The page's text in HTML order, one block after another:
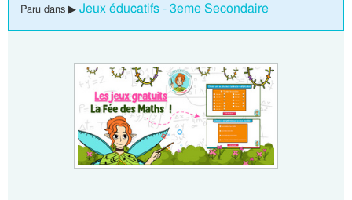
Paru dans ▶ Jeux éducatifs - 3eme Secondaire